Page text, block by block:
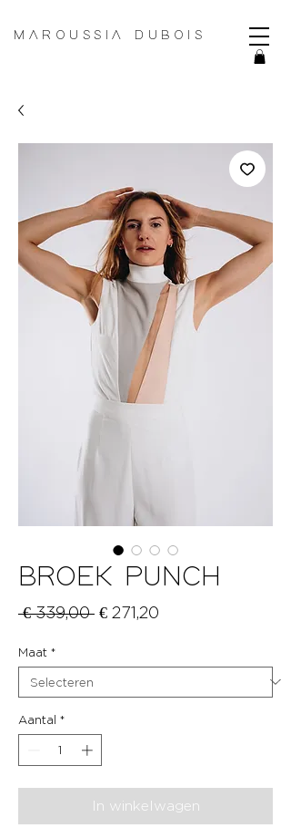
MAROUSSIA DUBOIS
BROEK PUNCH
€ 339,00 Normale
€ 271,20
Maat *
Aantal *
In winkelwagen